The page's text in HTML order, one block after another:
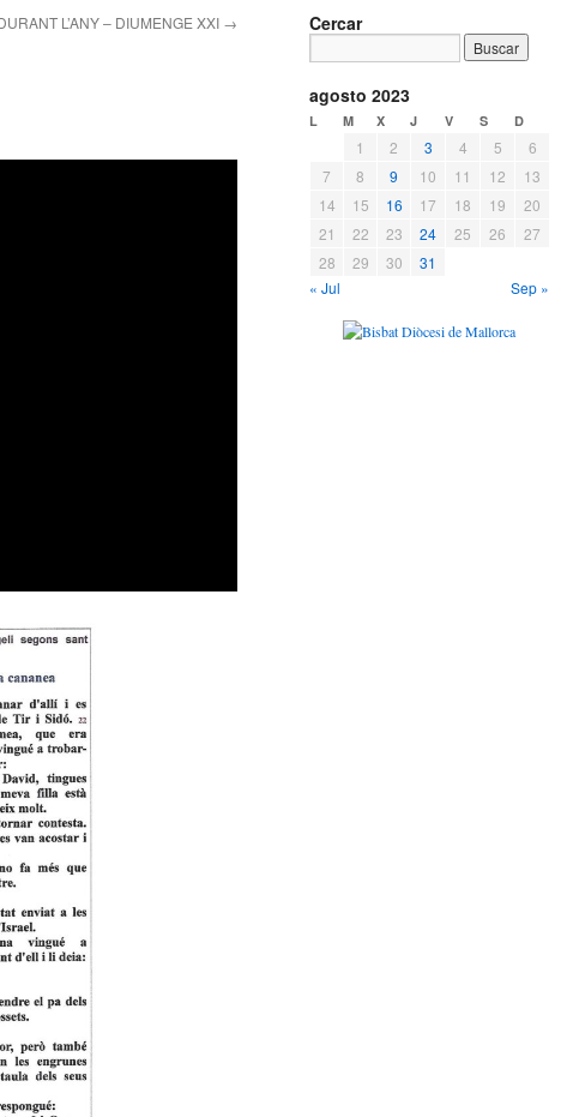
L’ANY – DIUMENGE XXI → Cercar
agosto 2023
L M X J V S D
1 2 3 4 5
6
7
8 9 10 11 12
13
14
15 16 17 18 19
20
21
22 23 24 25 26
27
28
29 30
31
« Jul
Sep »